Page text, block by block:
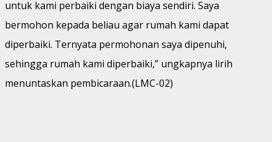
untuk kami perbaiki dengan biaya sendiri. Saya
bermohon kepada beliau agar rumah kami dapat
diperbaiki. Ternyata permohonan saya dipenuhi,
sehingga rumah kami diperbaiki,” ungkapnya lirih
menuntaskan pembicaraan.(LMC-02)